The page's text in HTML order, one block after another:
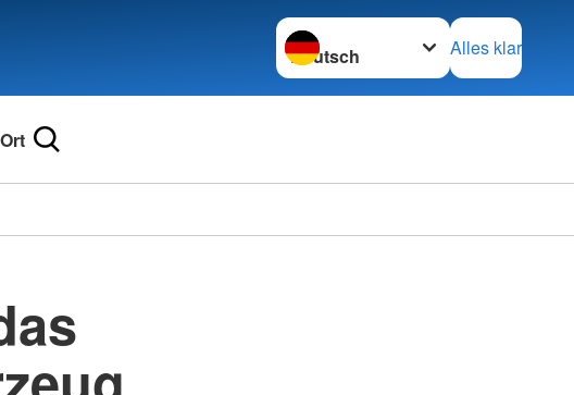
Sprache wechseln zu
Alles klar